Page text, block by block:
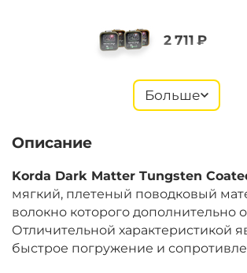
‍2 711‍ ₽
‍2 712‍ ₽
Цвет:
Тест:
Больше
Описание
Korda Dark Matter Tungsten
мягкий, плетеный поводковый
волокно которого дополнительно
Отличительной характеристикой
быстрое погружение и